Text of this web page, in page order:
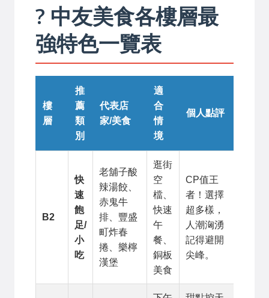
? 中友美食各樓層最
強特色一覽表
樓
層
推
薦
類
別
代表店
家/美食
適
合
情
境
個人點評
B2
快
速
飽
足/
小
吃
老舖子酸
辣湯餃、
赤鬼牛
排、豐盛
町炸春
捲、樂檸
漢堡
逛街
空
檔、
快速
午
餐、
銅板
美食
CP值王
者！選擇
超多樣，
人潮洶湧
記得避開
尖峰。